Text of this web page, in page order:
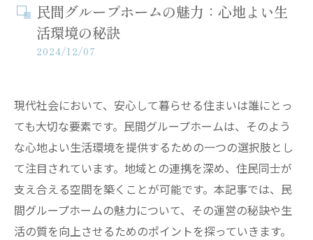
民間グループホームの魅力：心地よい生
活環境の秘訣
2024/12/07
現代社会において、安心して暮らせる住まいは誰にとっ
ても大切な要素です。民間グループホームは、そのよう
な心地よい生活環境を提供するための一つの選択肢とし
て注目されています。地域との連携を深め、住民同士が
支え合える空間を築くことが可能です。本記事では、民
間グループホームの魅力について、その運営の秘訣や生
活の質を向上させるためのポイントを探っていきます。